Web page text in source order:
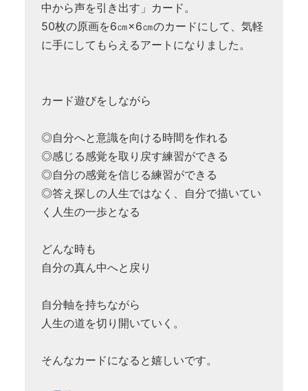
中から声を引き出す」カード。
50枚の原画を6㎝×6㎝のカードにして、気軽
に手にしてもらえるアートになりました。
カード遊びをしながら
◎自分へと意識を向ける時間を作れる
◎感じる感覚を取り戻す練習ができる
◎自分の感覚を信じる練習ができる
◎答え探しの人生ではなく、自分で描いてい
く人生の一歩となる
どんな時も
自分の真ん中へと戻り
自分軸を持ちながら
人生の道を切り開いていく。
そんなカードになると嬉しいです。